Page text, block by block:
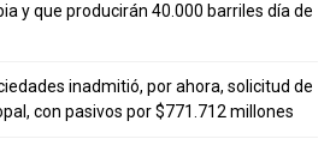
y que producirán 40.000 barriles día de
inadmitió, por ahora, solicitud de
con pasivos por $771.712 millones